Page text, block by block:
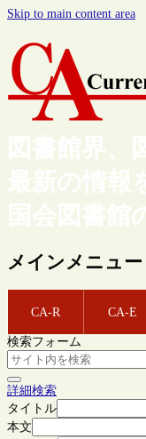
Skip to main content area
図書館界、
最新の情報
国会図書館
メインメニュー
CA-R CA-E
検索フォーム
詳細検索
タイトル
本文